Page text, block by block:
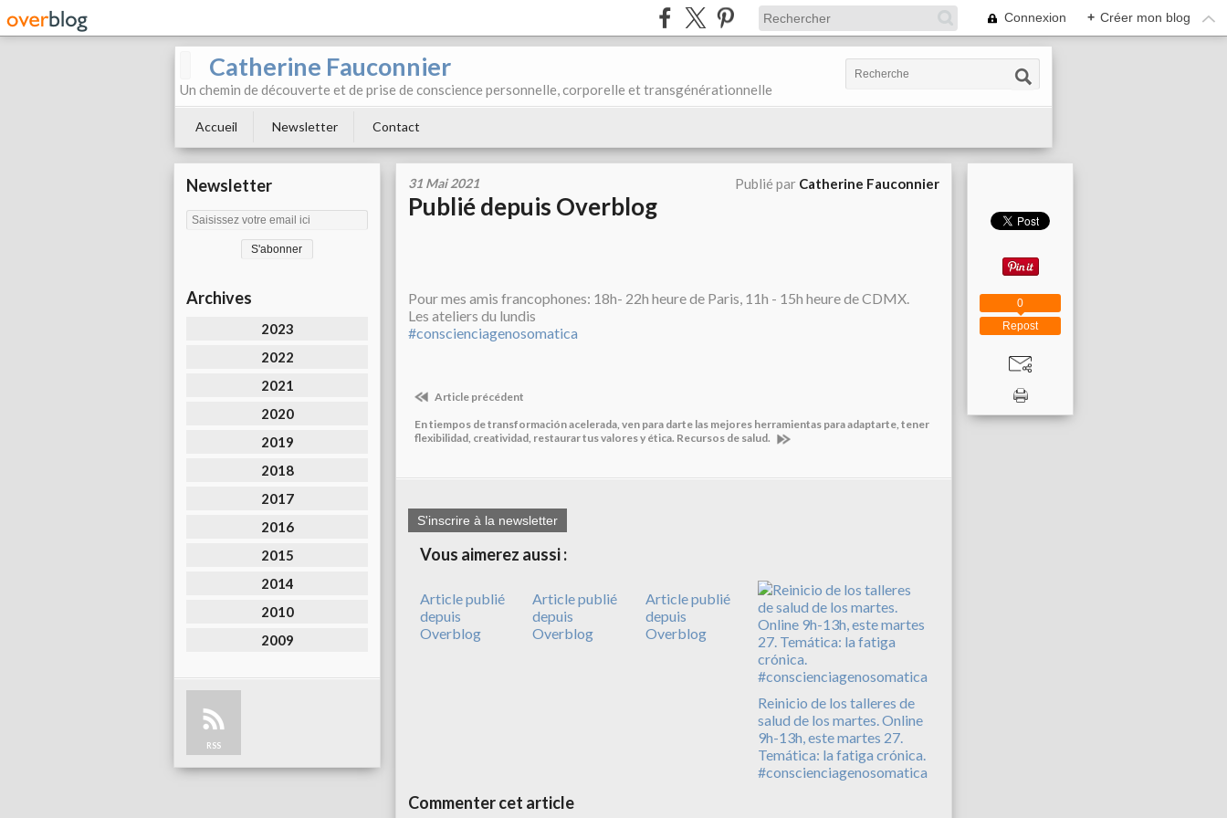
Connexion + Créer mon blog
Catherine Fauconnier
Un chemin de découverte et de prise de conscience personnelle, corporelle et transgénérationnelle
Accueil Newsletter Contact
Newsletter
Archives
2023
2022
2021
2020
2019
2018
2017
2016
2015
2014
2010
2009
RSS
31 Mai 2021 Publié par Catherine Fauconnier
Publié depuis Overblog
Pour mes amis francophones: 18h- 22h heure de Paris, 11h - 15h heure de CDMX.
Les ateliers du lundis
#conscienciagenosomatica
Article précédent
En tiempos de transformación acelerada, ven para darte las mejores herramientas para adaptarte, tener
flexibilidad, creatividad, restaurar tus valores y ética. Recursos de salud.
S'inscrire à la newsletter
Vous aimerez aussi :
Article publié
depuis
Overblog
Article publié
depuis
Overblog
Article publié
depuis
Overblog
Reinicio de los talleres de
salud de los martes. Online
9h-13h, este martes 27.
Temática: la fatiga crónica.
#conscienciagenosomatica
Commenter cet article
Repost
0